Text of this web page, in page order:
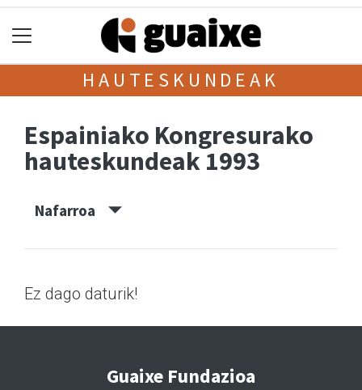
HAUTESKUNDEAK
Espainiako Kongresurako
hauteskundeak 1993
Nafarroa
Ez dago daturik!
Guaixe Fundazioa